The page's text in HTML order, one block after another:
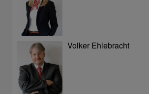
Volker Ehlebracht